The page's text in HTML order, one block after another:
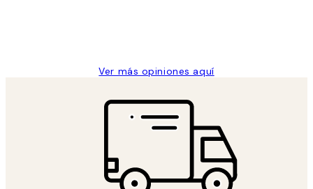
Ver más opiniones aquí